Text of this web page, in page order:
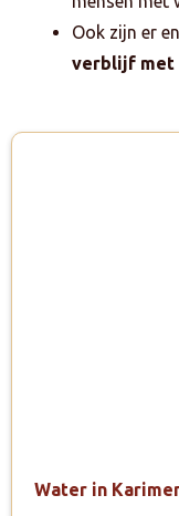
Ook zijn er
verblijf met
Water in